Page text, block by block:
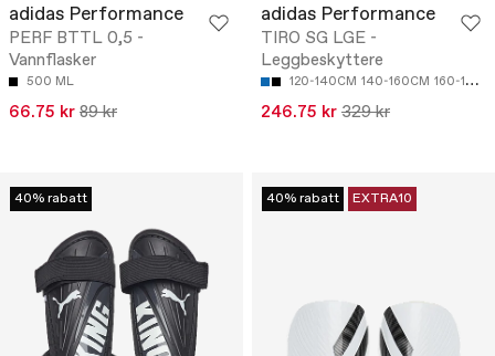
adidas Performance
PERF BTTL 0,5 -
Vannflasker
500 ML
66.75 kr 89 kr
adidas Performance
TIRO SG LGE -
Leggbeskyttere
120-140CM 140-160CM 160-180CM
246.75 kr 329 kr
40% rabatt 40% rabatt EXTRA10